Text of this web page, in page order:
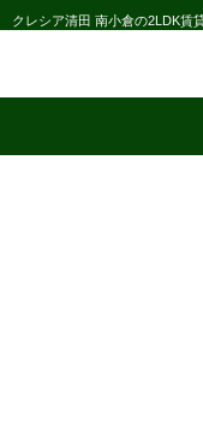
クレシア清田 南小倉の2LDK賃